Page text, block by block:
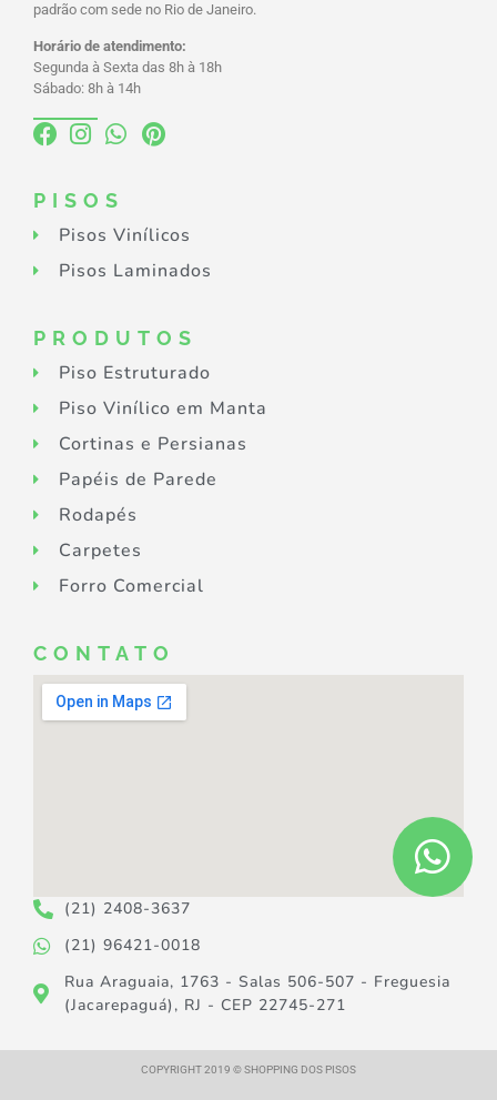
padrão com sede no Rio de Janeiro.
Horário de atendimento:
Segunda à Sexta das 8h à 18h
Sábado: 8h à 14h
PISOS
Pisos Vinílicos
Pisos Laminados
PRODUTOS
Piso Estruturado
Piso Vinílico em Manta
Cortinas e Persianas
Papéis de Parede
Rodapés
Carpetes
Forro Comercial
CONTATO
(21) 2408-3637
(21) 96421-0018
Rua Araguaia, 1763 - Salas 506-507 - Freguesia
(Jacarepaguá), RJ - CEP 22745-271
COPYRIGHT 2019 © SHOPPING DOS PISOS